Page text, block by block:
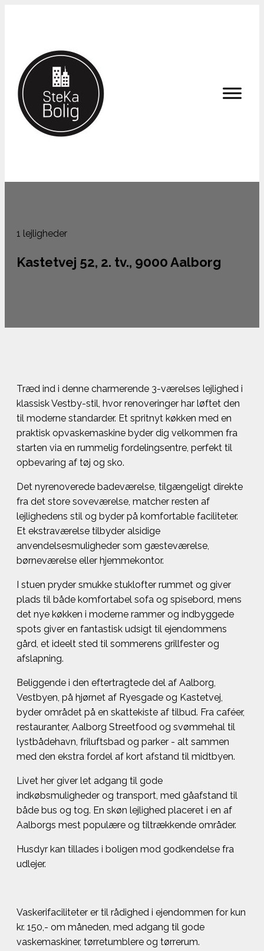
1 lejligheder
Kastetvej 52, 2. tv., 9000 Aalborg
Træd ind i denne charmerende 3-værelses lejlighed i
klassisk Vestby-stil, hvor renoveringer har løftet den
til moderne standarder. Et spritnyt køkken med en
praktisk opvaskemaskine byder dig velkommen fra
starten via en rummelig fordelingsentre, perfekt til
opbevaring af tøj og sko.
Det nyrenoverede badeværelse, tilgængeligt direkte
fra det store soveværelse, matcher resten af
lejlighedens stil og byder på komfortable faciliteter.
Et ekstraværelse tilbyder alsidige
anvendelsesmuligheder som gæsteværelse,
børneværelse eller hjemmekontor.
I stuen pryder smukke stuklofter rummet og giver
plads til både komfortabel sofa og spisebord, mens
det nye køkken i moderne rammer og indbyggede
spots giver en fantastisk udsigt til ejendommens
gård, et ideelt sted til sommerens grillfester og
afslapning.
Beliggende i den eftertragtede del af Aalborg,
Vestbyen, på hjørnet af Ryesgade og Kastetvej,
byder området på en skattekiste af tilbud. Fra caféer,
restauranter, Aalborg Streetfood og svømmehal til
lystbådehavn, friluftsbad og parker - alt sammen
med den ekstra fordel af kort afstand til midtbyen.
Livet her giver let adgang til gode
indkøbsmuligheder og transport, med gåafstand til
både bus og tog. En skøn lejlighed placeret i en af
Aalborgs mest populære og tiltrækkende områder.
Husdyr kan tillades i boligen mod godkendelse fra
udlejer.
Vaskerifaciliteter er til rådighed i ejendommen for kun
kr. 150,- om måneden, med adgang til gode
vaskemaskiner, tørretumblere og tørrerum.